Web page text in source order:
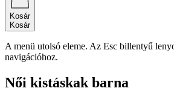
Kosár
Kosár
A menü utolsó eleme. Az Esc billentyű
navigációhoz.
Női kistáskak barna